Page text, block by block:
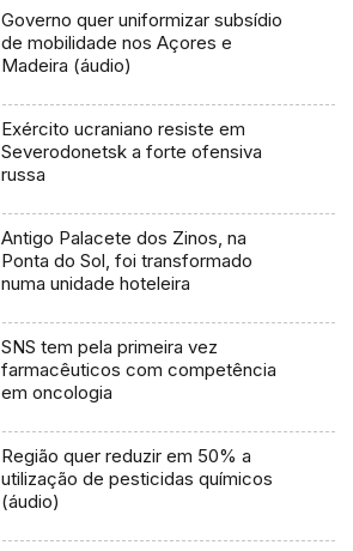
Governo quer uniformizar subsídio
de mobilidade nos Açores e
Madeira (áudio)
Exército ucraniano resiste em
Severodonetsk a forte ofensiva
russa
Antigo Palacete dos Zinos, na
Ponta do Sol, foi transformado
numa unidade hoteleira
SNS tem pela primeira vez
farmacêuticos com competência
em oncologia
Região quer reduzir em 50% a
utilização de pesticidas químicos
(áudio)